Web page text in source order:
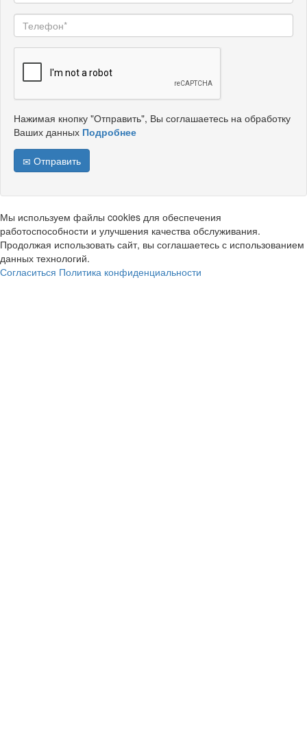
Нажимая кнопку "Отправить", Вы соглашаетесь на обработку
Ваших данных Подробнее
Отправить
Мы используем файлы cookies для обеспечения
работоспособности и улучшения качества обслуживания.
Продолжая использовать сайт, вы соглашаетесь с использованием
данных технологий.
Согласиться Политика конфиденциальности